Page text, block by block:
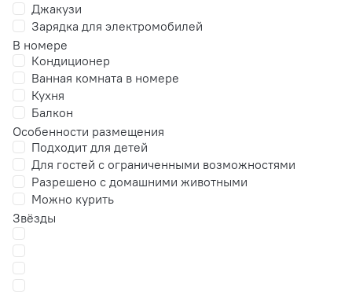
Джакузи
Зарядка для электромобилей
В номере
Кондиционер
Ванная комната в номере
Кухня
Балкон
Особенности размещения
Подходит для детей
Для гостей с ограниченными возможностями
Разрешено с домашними животными
Можно курить
Звёзды